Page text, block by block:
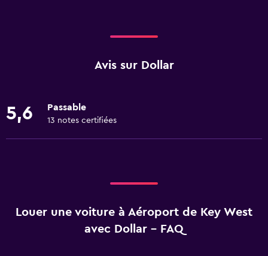
Avis sur Dollar
5,6 Passable
13 notes certifiées
Louer une voiture à Aéroport de Key West
avec Dollar - FAQ